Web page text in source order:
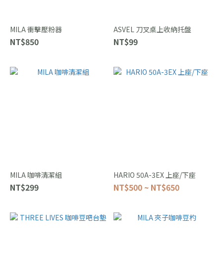
MILA 衝擊壓粉器
NT$850
ASVEL 刀叉桌上收納托盤
NT$99
MILA 咖啡清潔組
NT$299
HARIO 50A-3EX 上座/下座
NT$500 ~ NT$650